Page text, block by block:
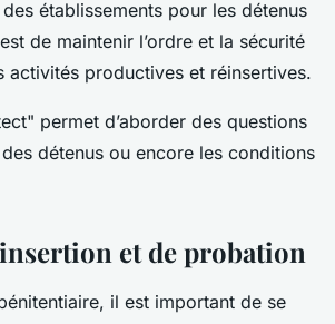
établissements pour les détenus
de maintenir l’ordre et la sécurité
activités productives et réinsertives.
permet d’aborder des questions
détenus ou encore les conditions
et de probation
il est important de se